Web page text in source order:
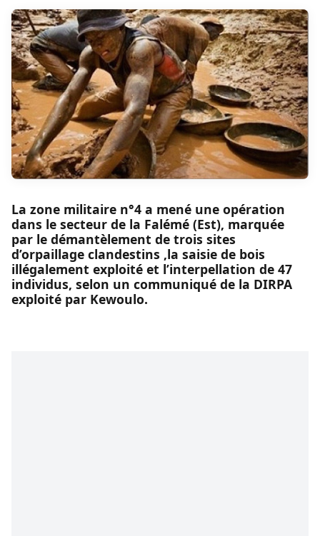
La zone militaire n°4 a mené une opération
dans le secteur de la Falémé (Est), marquée
par le démantèlement de trois sites
d’orpaillage clandestins ,la saisie de bois
illégalement exploité et l’interpellation de 47
individus, selon un communiqué de la DIRPA
exploité par Kewoulo.